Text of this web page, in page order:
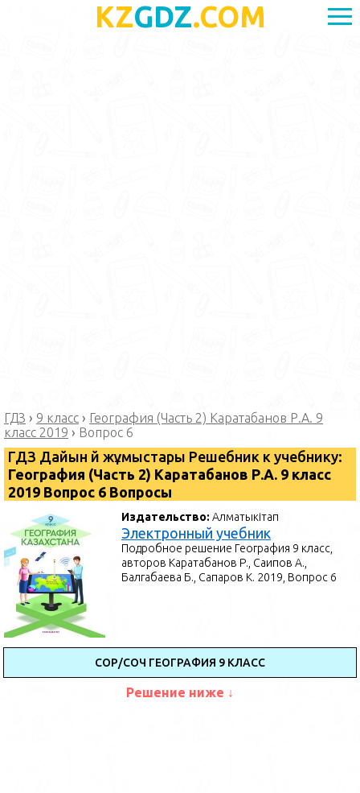
KZGDZ.COM
ГДЗ › 9 класс › География (Часть 2) Каратабанов Р.А. 9
класс 2019 › Вопрос 6
ГДЗ Дайын үй жұмыстары Решебник к учебнику:
География (Часть 2) Каратабанов Р.А. 9 класс
2019 Вопрос 6 Вопросы
Издательство:Алматыкітап
Электронный учебник
Подробное решение География 9 класс,
авторов Каратабанов Р., Саипов А.,
Балгабаева Б., Сапаров К. 2019, Вопрос 6
СОР/СОЧ ГЕОГРАФИЯ 9 КЛАСС
Решение ниже ↓